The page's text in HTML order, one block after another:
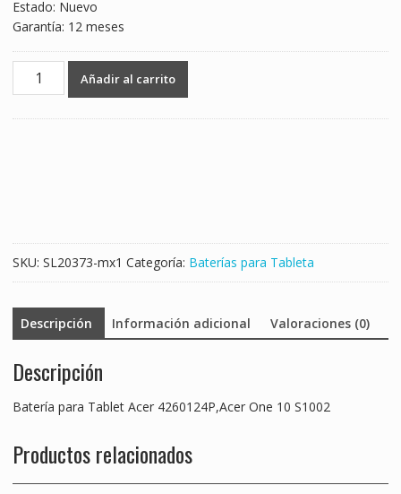
Estado: Nuevo
Garantía: 12 meses
Batería
Añadir al carrito
SKU: SL20373-mx1 Categoría: Baterías para Tableta
Descripción Información adicional Valoraciones (0)
Descripción
Batería para Tablet Acer 4260124P,Acer One 10 S1002
Productos relacionados